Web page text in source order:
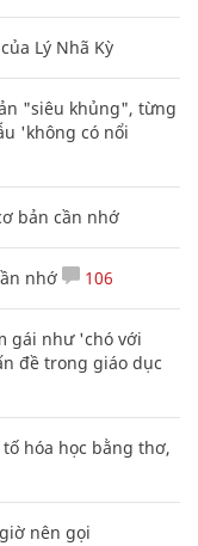
Lý Nhã Kỳ
"siêu khủng", từng
'không có nổi
bản cần nhớ
nhớ 106
gái như 'chó với
đề trong giáo dục
hóa học bằng thơ,
nên gọi